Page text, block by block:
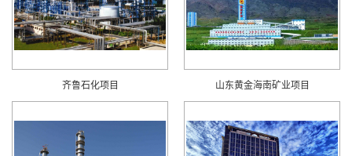
齐鲁石化项目 山东黄金海南矿业项目